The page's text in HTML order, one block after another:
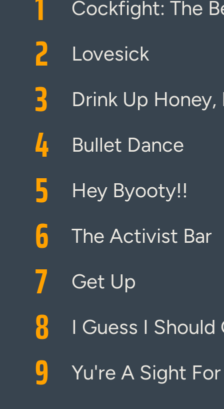
Cockfight: The
2 Lovesick
3 Drink Up
4 Bullet Dance
5 Hey Byooty!!
6 The Activist Bar
7 Get Up
8 I Guess I
9 Yu're A Sight